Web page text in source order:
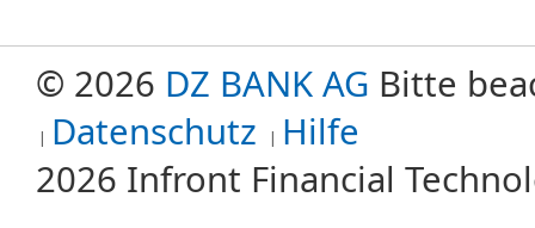
© 2026 DZ BANK AG Bitte
Datenschutz Hilfe
2026 Infront Financial